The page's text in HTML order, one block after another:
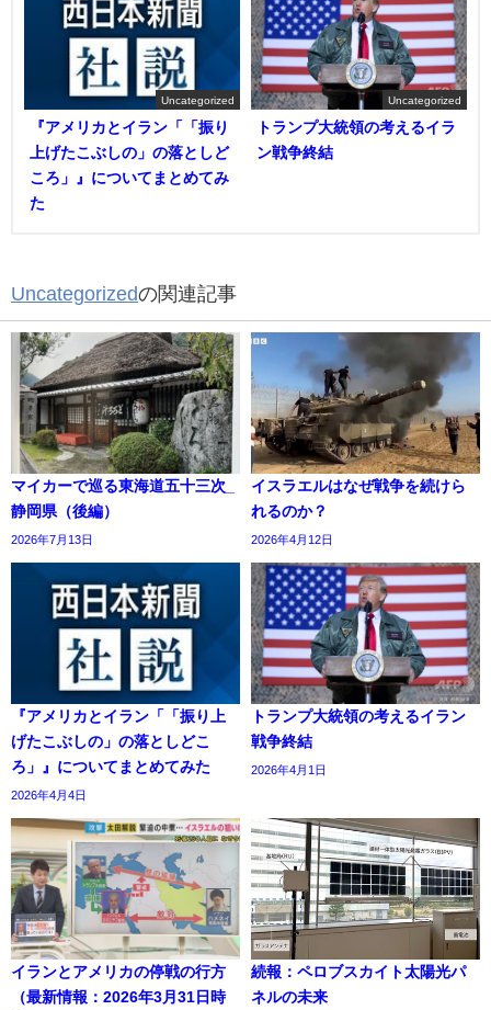
Uncategorized
『アメリカとイラン「「振り
上げたこぶしの」の落としど
ころ」』についてまとめてみ
た
Uncategorized
トランプ大統領の考えるイラ
ン戦争終結
Uncategorizedの関連記事
マイカーで巡る東海道五十三次_
静岡県（後編）
2026年7月13日
イスラエルはなぜ戦争を続けら
れるのか？
2026年4月12日
『アメリカとイラン「「振り上
げたこぶしの」の落としどこ
ろ」』についてまとめてみた
2026年4月4日
トランプ大統領の考えるイラン
戦争終結
2026年4月1日
イランとアメリカの停戦の行方
（最新情報：2026年3月31日時
続報：ペロブスカイト太陽光パ
ネルの未来